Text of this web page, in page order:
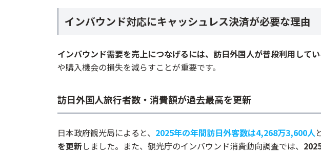
7. 店頭・Webサイト・Googleマップに対応ブランドを掲示する
インバウンド対応できるおすすめのキャッシュレス決済端末9
Squareターミナル
Square リーダー
stera pack
スマレジ・PAYGATE POS
インバウンド対応にキャッシュレス決済が必要な理由
インバウンド需要を売上につなげるには、訪日外国人が普段利用して
や購入機会の損失を減らすことが重要です。
訪日外国人旅行者数・消費額が過去最高を更新
日本政府観光局によると、 2025年の年間訪日外客数は4,268万3,600人
を更新しました。また、観光庁のインバウンド消費動向調査では、